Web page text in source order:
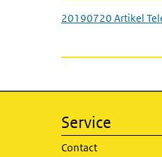
20190720 Artikel
Service
Contact